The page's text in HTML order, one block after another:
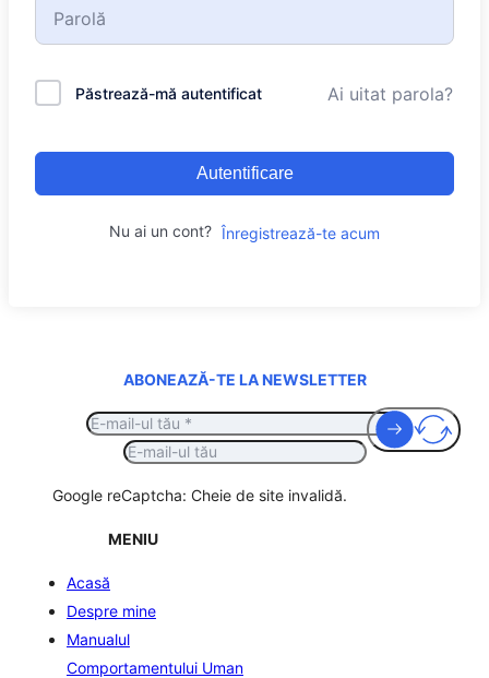
Păstrează-mă autentificat Ai uitat parola?
Autentificare
Nu ai un cont? Înregistrează-te acum
ABONEAZĂ-TE LA NEWSLETTER
Google reCaptcha: Cheie de site invalidă.
MENIU
Acasă
Despre mine
Manualul
Comportamentului Uman